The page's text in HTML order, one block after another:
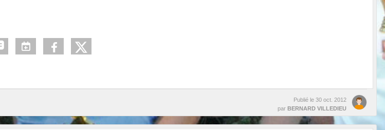
Publié le 30 oct. 2012
par BERNARD VILLEDIEU